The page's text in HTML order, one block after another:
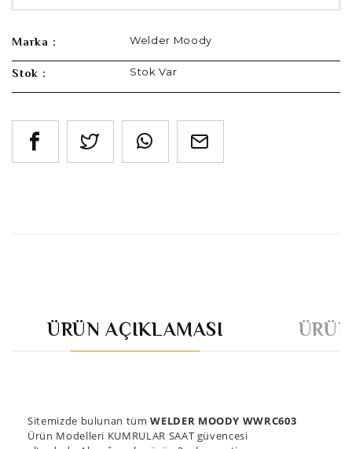
Marka : Welder Moody
Stok : Stok Var
ÜRÜN AÇIKLAMASI
Sitemizde bulunan tümWELDER MOODY WWRC603
Ürün Modelleri KUMRULAR SAAT güvencesi